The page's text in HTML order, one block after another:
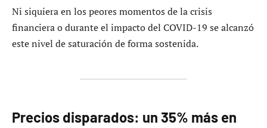
Ni siquiera en los peores momentos de la crisis
financiera o durante el impacto del COVID-19 se alcanzó
este nivel de saturación de forma sostenida.
Precios disparados: un 35% más en